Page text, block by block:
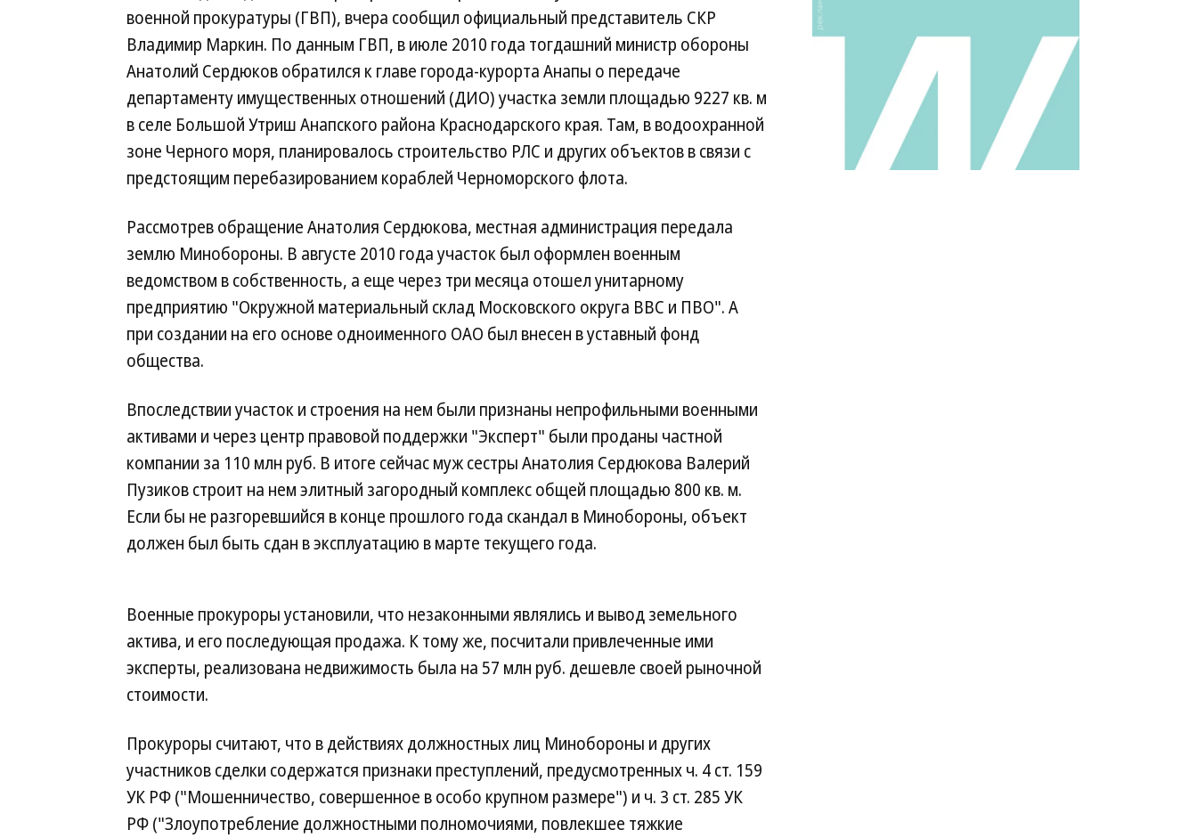
военной прокуратуры (ГВП), вчера сообщил официальный представитель СКР
Владимир Маркин. По данным ГВП, в июле 2010 года тогдашний министр обороны
Анатолий Сердюков обратился к главе города-курорта Анапы о передаче
департаменту имущественных отношений (ДИО) участка земли площадью 9227 кв. м
в селе Большой Утриш Анапского района Краснодарского края. Там, в водоохранной
зоне Черного моря, планировалось строительство РЛС и других объектов в связи с
предстоящим перебазированием кораблей Черноморского флота.
Рассмотрев обращение Анатолия Сердюкова, местная администрация передала
землю Минобороны. В августе 2010 года участок был оформлен военным
ведомством в собственность, а еще через три месяца отошел унитарному
предприятию "Окружной материальный склад Московского округа ВВС и ПВО". А
при создании на его основе одноименного ОАО был внесен в уставный фонд
общества.
Впоследствии участок и строения на нем были признаны непрофильными военными
активами и через центр правовой поддержки "Эксперт" были проданы частной
компании за 110 млн руб. В итоге сейчас муж сестры Анатолия Сердюкова Валерий
Пузиков строит на нем элитный загородный комплекс общей площадью 800 кв. м.
Если бы не разгоревшийся в конце прошлого года скандал в Минобороны, объект
должен был быть сдан в эксплуатацию в марте текущего года.
Военные прокуроры установили, что незаконными являлись и вывод земельного
актива, и его последующая продажа. К тому же, посчитали привлеченные ими
эксперты, реализована недвижимость была на 57 млн руб. дешевле своей рыночной
стоимости.
Прокуроры считают, что в действиях должностных лиц Минобороны и других
участников сделки содержатся признаки преступлений, предусмотренных ч. 4 ст. 159
УК РФ ("Мошенничество, совершенное в особо крупном размере") и ч. 3 ст. 285 УК
РФ ("Злоупотребление должностными полномочиями, повлекшее тяжкие